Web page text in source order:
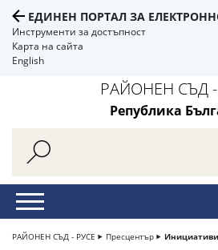
ЕДИНЕН ПОРТАЛ ЗА
Инструменти за достъпност
Карта на сайта
English
РАЙОНЕН СЪД
Република
РАЙОНЕН СЪД - РУСЕ Пресцентър